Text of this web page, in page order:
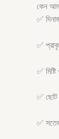
কেন
✅
✅
✅
✅ ছোট
✅